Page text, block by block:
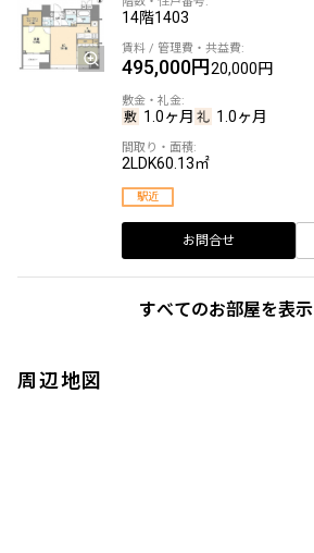
14階1403
495,000円20,000円
1.0ヶ月 1.0ヶ月
2LDK60.13㎡
駅近
お問合せ
すべてのお部屋を表示
周辺地図